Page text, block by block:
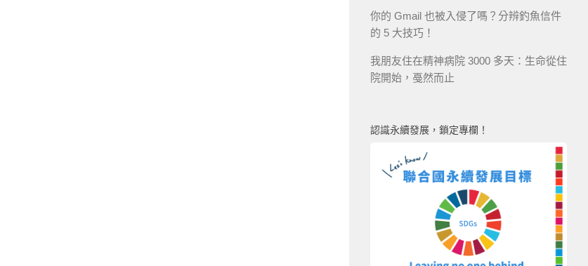
你的 Gmail 也被入侵了嗎？分辨釣魚信件
的 5 大技巧！
我朋友住在精神病院 3000 多天：生命從住
院開始，戞然而止
認識永續發展，鎖定專欄！